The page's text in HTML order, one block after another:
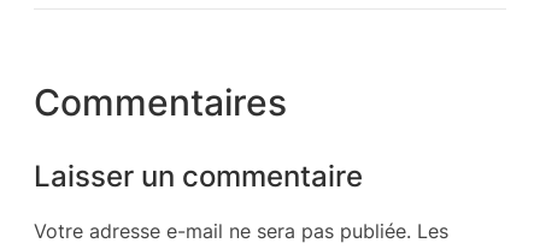
Commentaires
Laisser un commentaire
Votre adresse e-mail ne sera pas publiée. Les